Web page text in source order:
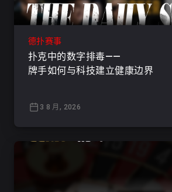
德扑赛事
扑克中的数字排毒——
牌手如何与科技建立健康边界
3 8 月, 2026